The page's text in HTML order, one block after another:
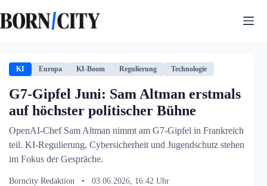
Inhalt
springen
KI Europa KI-Boom Regulierung Technologie
G7-Gipfel Juni: Sam Altman erstmals
auf höchster politischer Bühne
OpenAI-Chef Sam Altman nimmt am G7-Gipfel in Frankreich
teil. KI-Regulierung, Cybersicherheit und Jugendschutz stehen
im Fokus der Gespräche.
Borncity Redaktion • 03.06.2026, 16:42 Uhr